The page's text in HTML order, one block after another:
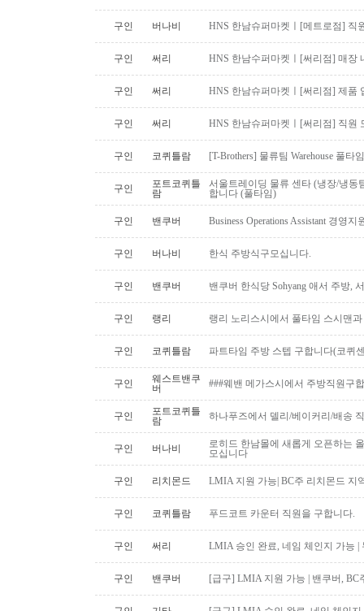
구인 버나비 HNS 한남슈퍼마켓ㅣ[메트로점] 직
구인 써리 HNS 한남수퍼마켓ㅣ[써리점] 매장
구인 써리 HNS 한남슈퍼마켓ㅣ[써리점] 제품
구인 써리 HNS 한남슈퍼마켓ㅣ[써리점] 직원
구인 코퀴틀람 [T-Brothers] 물류팀 Warehouse 풀타
구인
포트코퀴틀
람
서울트레이딩 물류 센타 (냉장/냉동
합니다 (풀타임)
구인 밴쿠버 Business Operations Assistant 경영
구인 버나비 한식 주방식구모십니다.
구인 밴쿠버 밴쿠버 한식당 Sohyang 애서 주방,
구인 랭리 랭리 노리스시에서 풀타임 스시맨
구인 코퀴틀람 파트타임 주방 스텝 구합니다(코퀴
구인
웨스트밴쿠
버
###웨밴 메가스시에서 주방직원구
구인
포트코퀴틀
람
하나푸즈에서 델리/베이커리/배송
구인 버나비
로히드 한남몰에 새롭게 오픈하는
모십니다
구인 리치몬드 LMIA 지원 가능| BC주 리치몬드 지
구인 코퀴틀람 푸드코트 카운터 직원을 구합니다.
구인 써리 LMIA 승인 완료, 네임 체인지 가능 |
구인 밴쿠버 [급구] LMIA 지원 가능 | 밴쿠버,